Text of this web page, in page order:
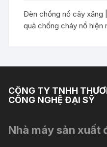
Đèn chống nổ cây xăng
quả chống cháy nổ hiện
CÔNG TY TNHH
CÔNG NGHỆ ĐẠI SỸ
Nhà máy sản xuất